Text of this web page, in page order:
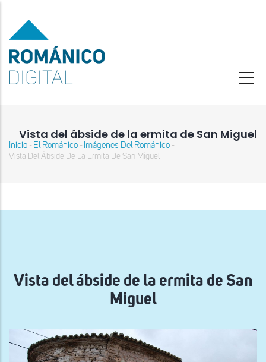
contenido
principal
Vista del ábside de la ermita de San Miguel
Sobrescribir
ayuda
Inicio - El Románico - Imágenes Del Románico -
Vista Del Ábside De La Ermita De San Miguel
Vista del ábside de la ermita de San
Miguel